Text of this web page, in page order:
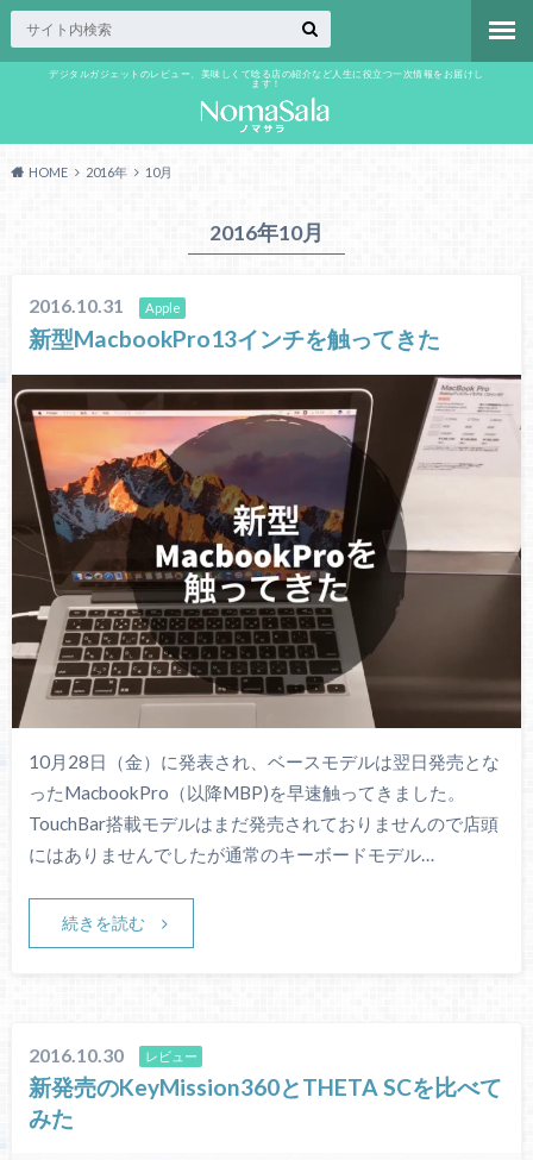
デジタルガジェットのレビュー、美味しくて唸る店の紹介など人生に役立つ一次情報をお届けし
ます！
HOME 2016年 10月
2016年10月
2016.10.31 Apple
新型MacbookPro13インチを触ってきた
10月28日（金）に発表され、ベースモデルは翌日発売とな
ったMacbookPro（以降MBP)を早速触ってきました。
TouchBar搭載モデルはまだ発売されておりませんので店頭
にはありませんでしたが通常のキーボードモデル…
続きを読む
2016.10.30 レビュー
新発売のKeyMission360とTHETA SCを比べて
みた